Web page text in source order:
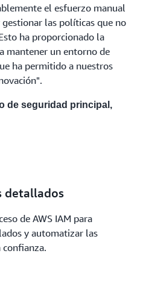
el esfuerzo manual
las políticas que no
ha proporcionado la
mantener un entorno de
ha permitido a nuestros
de seguridad principal,
detallados
de AWS IAM para
y automatizar las
confianza.